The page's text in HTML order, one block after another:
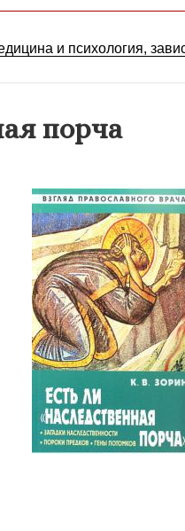
и психология,
порча